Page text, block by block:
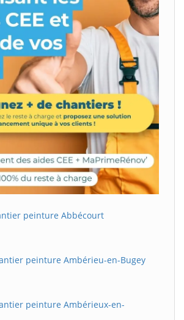
peinture Abbécourt
peinture Ambérieu-en-Bugey
peinture Ambérieux-en-